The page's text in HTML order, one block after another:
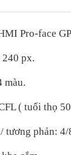
Pro-face
px.
màu.
( tuổi thọ
tương phản: